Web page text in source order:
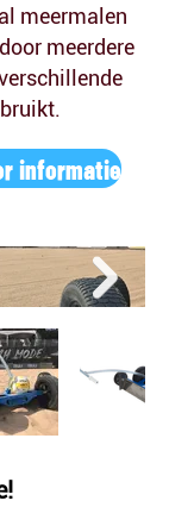
meermalen
meerdere
informatie